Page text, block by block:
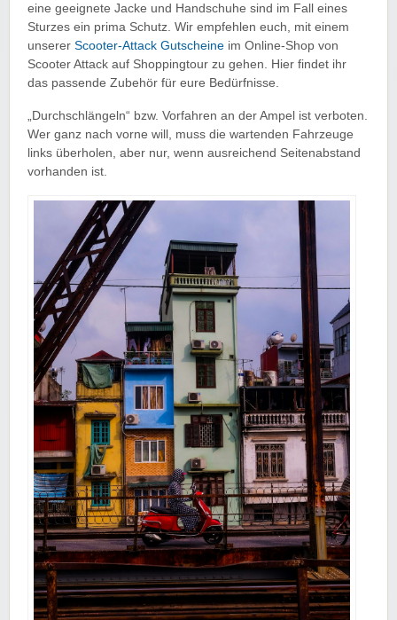
eine geeignete Jacke und Handschuhe sind im Fall eines
Sturzes ein prima Schutz. Wir empfehlen euch, mit einem
unserer Scooter-Attack Gutscheine im Online-Shop von
Scooter Attack auf Shoppingtour zu gehen. Hier findet ihr
das passende Zubehör für eure Bedürfnisse.
„Durchschlängeln“ bzw. Vorfahren an der Ampel ist verboten.
Wer ganz nach vorne will, muss die wartenden Fahrzeuge
links überholen, aber nur, wenn ausreichend Seitenabstand
vorhanden ist.